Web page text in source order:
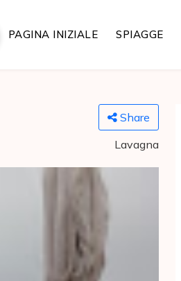
PAGINA INIZIALE SPIAGGE
Share
Lavagna